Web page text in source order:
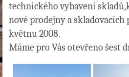
technického vybavení
nové prodejny a skladovacích
květnu 2008.
Máme pro Vás otevřeno šest